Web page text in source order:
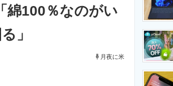
製造業のIT導入・活用を支援
エネルギーの専門メディア
100％なのがい
」
月夜に米